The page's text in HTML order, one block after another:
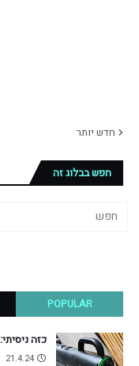
חדש יותר
חפש בבלוג זה
POPULAR
כזה ניסיתי: Dreame H12 Dual
21.4.24